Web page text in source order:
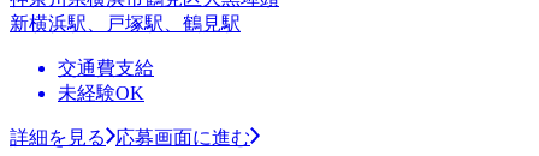
新横浜駅、戸塚駅、鶴見駅
交通費支給
未経験OK
詳細を見る 応募画面に進む